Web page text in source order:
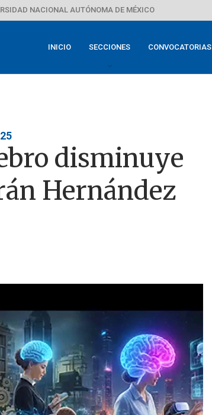
NACIONAL AUTÓNOMA DE MÉXICO
INICIO SECCIONES CONVOCATORIAS
disminuye
Hernández